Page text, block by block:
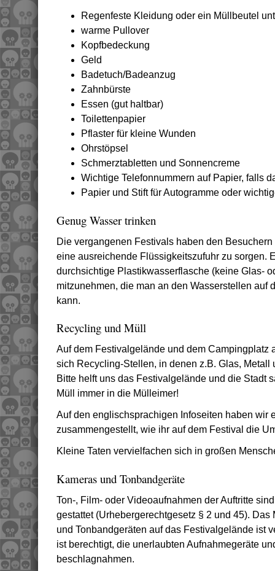
Regenfeste Kleidung oder ein Müllbeutel
warme Pullover
Kopfbedeckung
Geld
Badetuch/Badeanzug
Zahnbürste
Essen (gut haltbar)
Toilettenpapier
Pflaster für kleine Wunden
Ohrstöpsel
Schmerztabletten und Sonnencreme
Wichtige Telefonnummern auf Papier, falls
Papier und Stift für Autogramme oder
Genug Wasser trinken
Die vergangenen Festivals haben den
eine ausreichende Flüssigkeitszufuhr zu sorgen.
durchsichtige Plastikwasserflasche (keine Glas-
mitzunehmen, die man an den Wasserstellen auf
kann.
Recycling und Müll
Auf dem Festivalgelände und dem Campingplatz
sich Recycling-Stellen, in denen z.B. Glas, Metall
Bitte helft uns das Festivalgelände und die Stadt
Müll immer in die Mülleimer!
Auf den englischsprachigen Infoseiten haben wir
zusammengestellt, wie ihr auf dem Festival die
Kleine Taten vervielfachen sich in großen
Kameras und Tonbandgeräte
Ton-, Film- oder Videoaufnahmen der Auftritte
gestattet (Urhebergerechtgesetz § 2 und 45).
und Tonbandgeräten auf das Festivalgelände ist
ist berechtigt, die unerlaubten Aufnahmegeräte
beschlagnahmen.